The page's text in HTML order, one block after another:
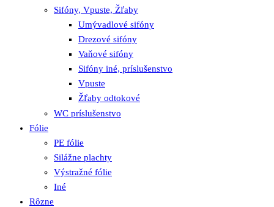
Sifóny, Vpuste, Žľaby
Umývadlové sifóny
Drezové sifóny
Vaňové sifóny
Sifóny iné, príslušenstvo
Vpuste
Žľaby odtokové
WC príslušenstvo
Fólie
PE fólie
Silážne plachty
Výstražné fólie
Iné
Rôzne